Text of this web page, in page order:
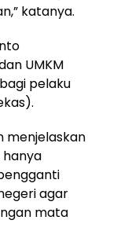
katanya.
UMKM
pelaku
menjelaskan
hanya
agar
mata